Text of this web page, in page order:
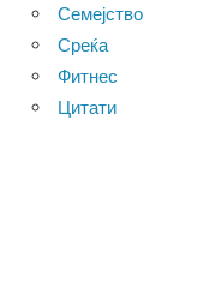
Семејство
Среќа
Фитнес
Цитати